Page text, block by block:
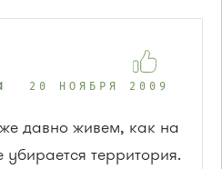
20 НОЯБРЯ 2009
давно живем, как на
территория.